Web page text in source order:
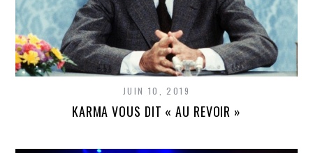
JUIN 10, 2019
KARMA VOUS DIT « AU REVOIR »